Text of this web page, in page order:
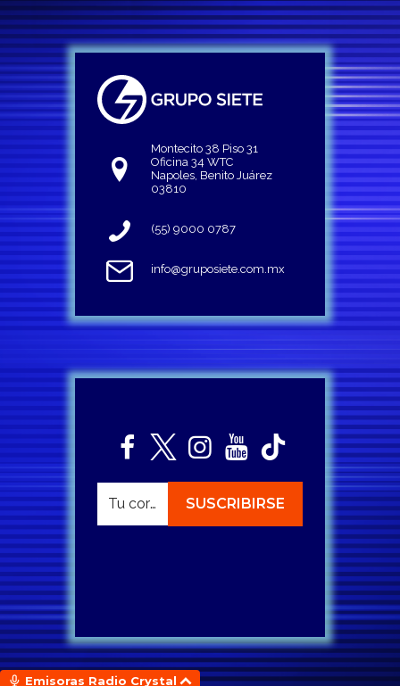
Montecito 38 Piso 31
Oficina 34 WTC
Napoles, Benito Juárez
03810
(55) 9000 0787
info@gruposiete.com.mx
Emisoras Radio Crystal